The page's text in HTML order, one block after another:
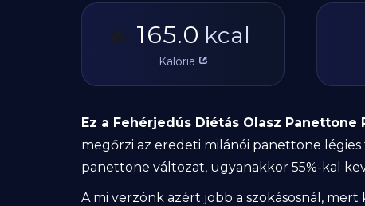
🔥 165.0 kcal
Kalória
Ez a Fehérjedús Diétás Olasz
megőrzi az eredeti milánói panettone
panettone változat, ugyanakkor 55%-kal
A mi verzónk azért jobb a szokásosnál,